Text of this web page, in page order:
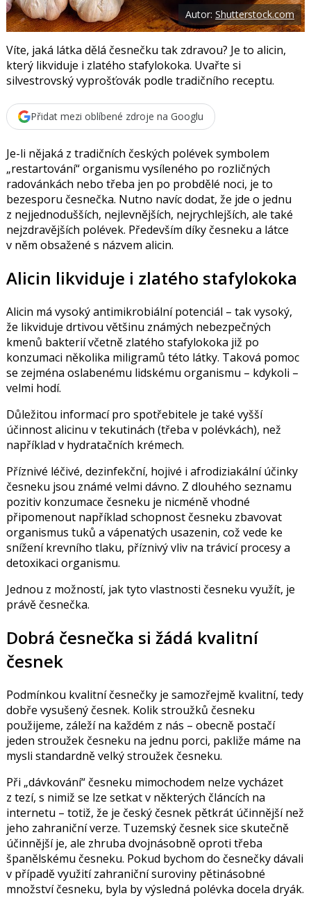
o
o
k
Autor:Shutterstock.com
Víte, jaká látka dělá česnečku tak zdravou? Je to alicin,
který likviduje i zlatého stafylokoka. Uvařte si
silvestrovský vyprošťovák podle tradičního receptu.
Přidat mezi oblíbené zdroje na Googlu
Je-li nějaká z tradičních českých polévek symbolem
„restartování“ organismu vysíleného po rozličných
radovánkách nebo třeba jen po probdělé noci, je to
bezesporu česnečka. Nutno navíc dodat, že jde o jednu
z nejjednodušších, nejlevnějších, nejrychlejších, ale také
nejzdravějších polévek. Především díky česneku a látce
v něm obsažené s názvem alicin.
Alicin likviduje i zlatého stafylokoka
Alicin má vysoký antimikrobiální potenciál – tak vysoký,
že likviduje drtivou většinu známých nebezpečných
kmenů bakterií včetně zlatého stafylokoka již po
konzumaci několika miligramů této látky. Taková pomoc
se zejména oslabenému lidskému organismu – kdykoli –
velmi hodí.
Důležitou informací pro spotřebitele je také vyšší
účinnost alicinu v tekutinách (třeba v polévkách), než
například v hydratačních krémech.
Příznivé léčivé, dezinfekční, hojivé i afrodiziakální účinky
česneku jsou známé velmi dávno. Z dlouhého seznamu
pozitiv konzumace česneku je nicméně vhodné
připomenout například schopnost česneku zbavovat
organismus tuků a vápenatých usazenin, což vede ke
snížení krevního tlaku, příznivý vliv na trávicí procesy a
detoxikaci organismu.
Jednou z možností, jak tyto vlastnosti česneku využít, je
právě česnečka.
Dobrá česnečka si žádá kvalitní
česnek
Podmínkou kvalitní česnečky je samozřejmě kvalitní, tedy
dobře vysušený česnek. Kolik stroužků česneku
použijeme, záleží na každém z nás – obecně postačí
jeden stroužek česneku na jednu porci, pakliže máme na
mysli standardně velký stroužek česneku.
Při „dávkování“ česneku mimochodem nelze vycházet
z tezí, s nimiž se lze setkat v některých článcích na
internetu – totiž, že je český česnek pětkrát účinnější než
jeho zahraniční verze. Tuzemský česnek sice skutečně
účinnější je, ale zhruba dvojnásobně oproti třeba
španělskému česneku. Pokud bychom do česnečky dávali
v případě využití zahraniční suroviny pětinásobné
množství česneku, byla by výsledná polévka docela dryák.